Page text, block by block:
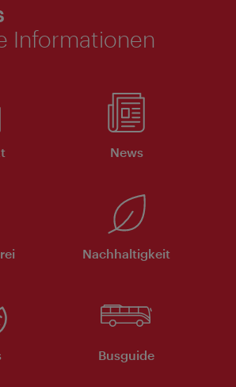
Informationen
News
Nachhaltigkeit
Busguide